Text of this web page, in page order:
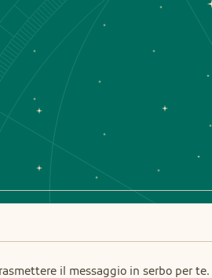
il messaggio in serbo per te.